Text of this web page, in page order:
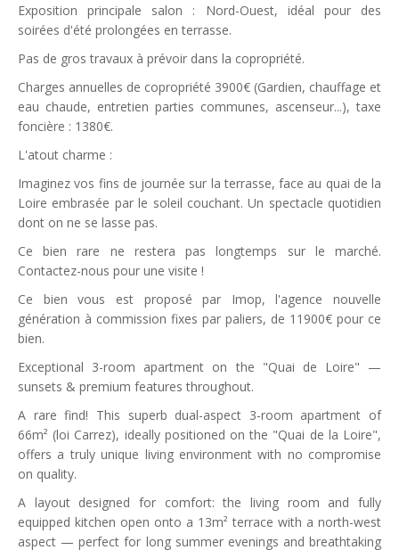
Exposition principale salon : Nord-Ouest, idéal pour des
soirées d'été prolongées en terrasse.
Pas de gros travaux à prévoir dans la copropriété.
Charges annuelles de copropriété 3900€ (Gardien, chauffage et
eau chaude, entretien parties communes, ascenseur...), taxe
foncière : 1380€.
L'atout charme :
Imaginez vos fins de journée sur la terrasse, face au quai de la
Loire embrasée par le soleil couchant. Un spectacle quotidien
dont on ne se lasse pas.
Ce bien rare ne restera pas longtemps sur le marché.
Contactez-nous pour une visite !
Ce bien vous est proposé par Imop, l'agence nouvelle
génération à commission fixes par paliers, de 11900€ pour ce
bien.
Exceptional 3-room apartment on the "Quai de Loire" —
sunsets & premium features throughout.
A rare find! This superb dual-aspect 3-room apartment of
66m² (loi Carrez), ideally positioned on the "Quai de la Loire",
offers a truly unique living environment with no compromise
on quality.
A layout designed for comfort: the living room and fully
equipped kitchen open onto a 13m² terrace with a north-west
aspect — perfect for long summer evenings and breathtaking